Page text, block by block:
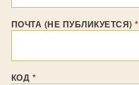
ПОЧТА (НЕ ПУБЛИКУЕТСЯ)*
КОД *